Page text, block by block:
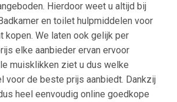
Hierdoor weet u altijd bij
en toilet hulpmiddelen voor
kopen. We laten ook gelijk per
elke aanbieder ervan ervoor
muisklikken ziet u dus welke
voor de beste prijs aanbiedt. Dankzij
heel eenvoudig online goedkope